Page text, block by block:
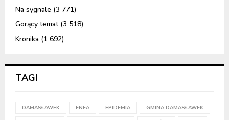
Na sygnale (3 771)
Gorący temat(3 518)
Kronika (1 692)
TAGI
DAMASŁAWEK ENEA EPIDEMIA GMINA DAMASŁAWEK